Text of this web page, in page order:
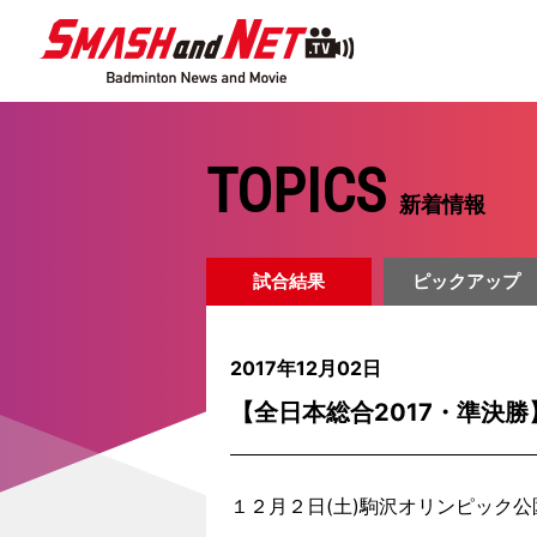
TOPICS 新着情報
試合結果 ピックアップ
2017年12月02日
【全日本総合2017・準決
１２月２日(土)駒沢オリンピック